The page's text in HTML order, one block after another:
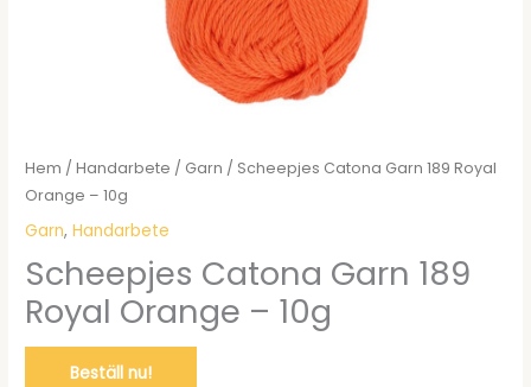
Hem /Handarbete / Garn / Scheepjes Catona Garn 189 Royal
Orange – 10g
Garn,Handarbete
Scheepjes Catona Garn 189
Royal Orange – 10g
Beställ nu!